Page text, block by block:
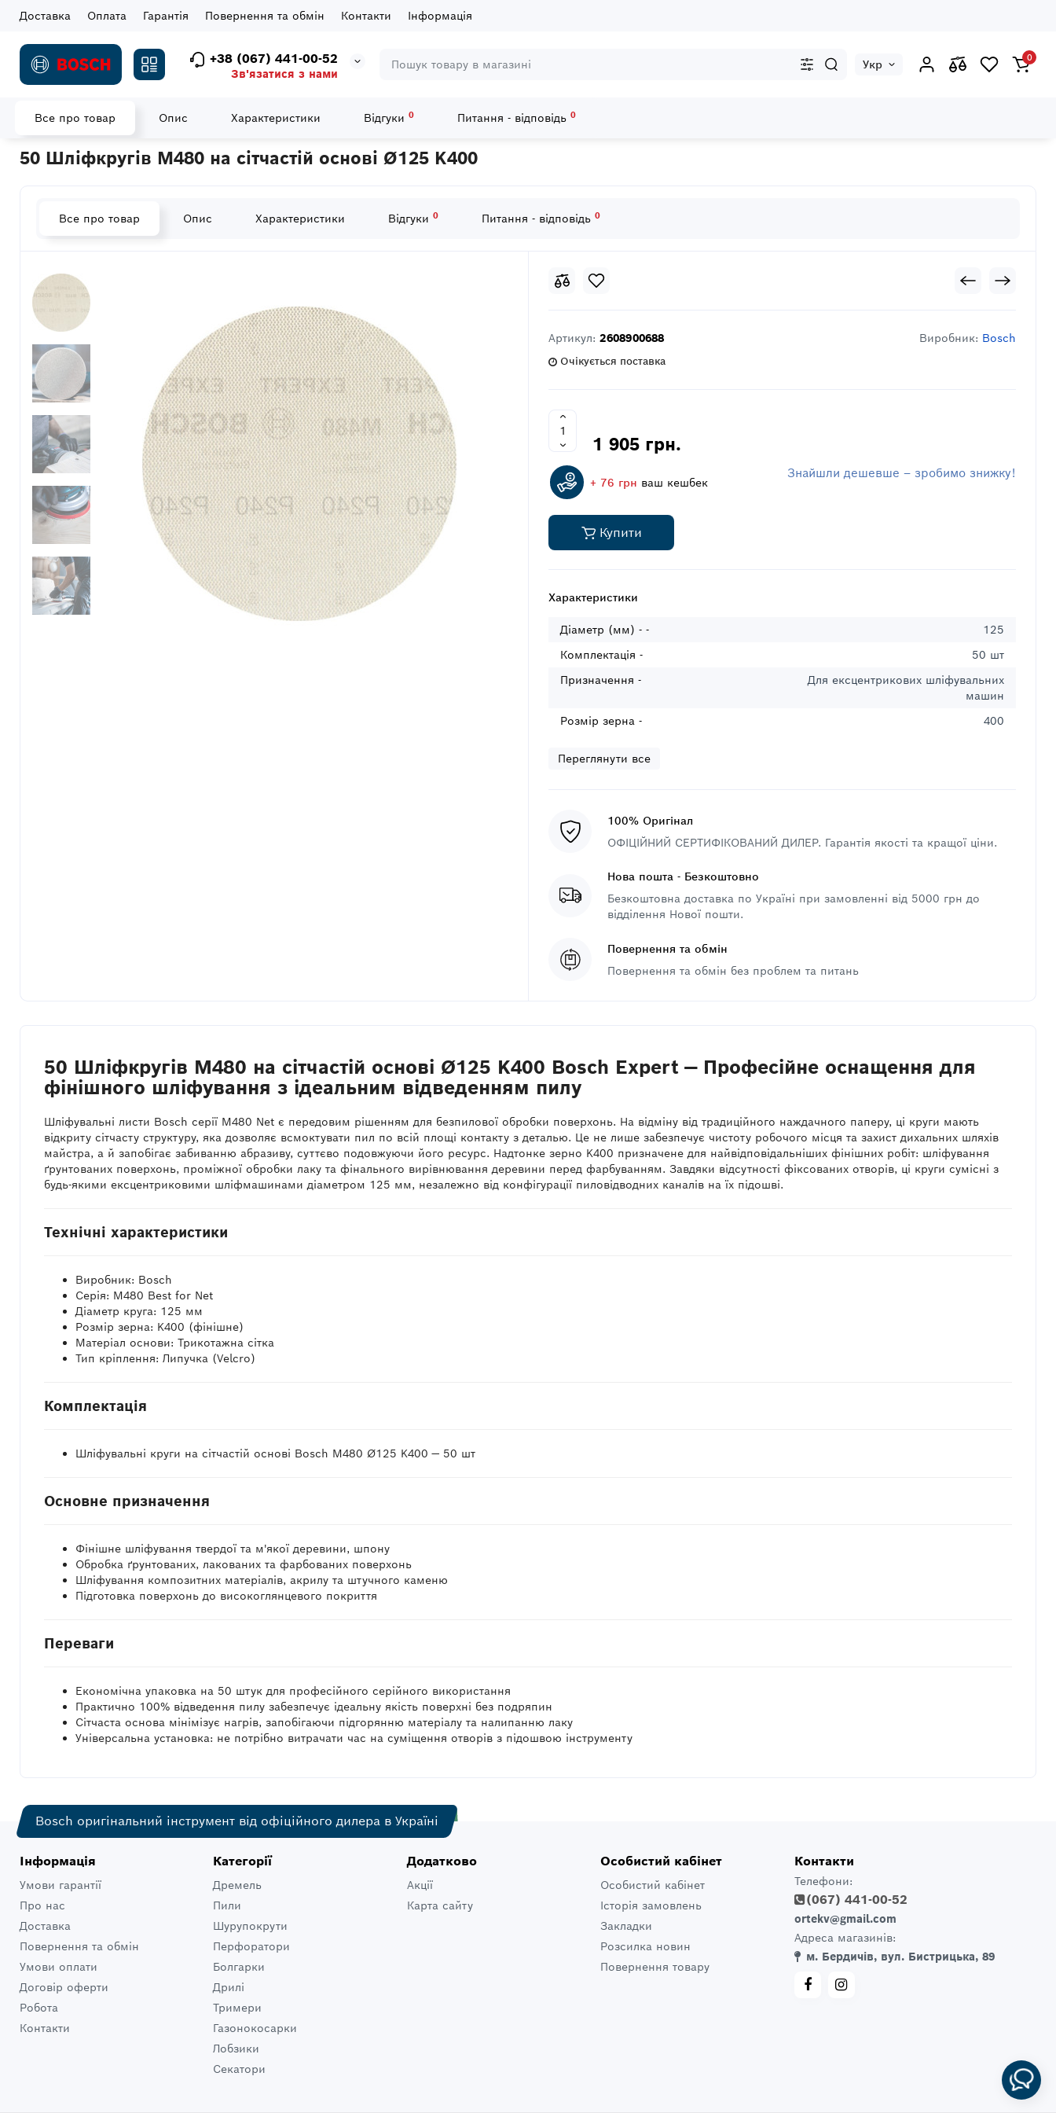
Доставка Оплата Гарантія Повернення та обмін Контакти Інформація
+38 (067) 441-00-52
Зв'язатися з нами
Укр 0
Все про товар Опис Характеристики Відгуки 0 Питання - відповідь 0
Головна Витратні матеріали Шліфувальні елементи Шліфлисти 50 Шліфкругів M480 на сітчастій основі Ø125 K400
50 Шліфкругів M480 на сітчастій основі Ø125 K400
Все про товар Опис Характеристики Відгуки 0 Питання - відповідь 0
Артикул: 2608900688 Виробник: Bosch
Очікується поставка
1 905 грн.
+ 76 грн ваш кешбек
Знайшли дешевше – зробимо знижку!
Купити
Характеристики
Діаметр (мм) - -
125
Комплектація -
50 шт
Призначення -
Для ексцентрикових шліфувальних
машин
Розмір зерна -
400
Переглянути все
100% Оригінал
ОФІЦІЙНИЙ СЕРТИФІКОВАНИЙ ДИЛЕР. Гарантія якості та кращої ціни.
Нова пошта - Безкоштовно
Безкоштовна доставка по Україні при замовленні від 5000 грн до
відділення Нової пошти.
Повернення та обмін
Повернення та обмін без проблем та питань
50 Шліфкругів M480 на сітчастій основі Ø125 K400 Bosch Expert — Професійне оснащення для
фінішного шліфування з ідеальним відведенням пилу
Шліфувальні листи Bosch серії M480 Net є передовим рішенням для безпилової обробки поверхонь. На відміну від традиційного наждачного паперу, ці круги мають
відкриту сітчасту структуру, яка дозволяє всмоктувати пил по всій площі контакту з деталью. Це не лише забезпечує чистоту робочого місця та захист дихальних шляхів
майстра, а й запобігає забиванню абразиву, суттєво подовжуючи його ресурс. Надтонке зерно K400 призначене для найвідповідальніших фінішних робіт: шліфування
ґрунтованих поверхонь, проміжної обробки лаку та фінального вирівнювання деревини перед фарбуванням. Завдяки відсутності фіксованих отворів, ці круги сумісні з
будь-якими ексцентриковими шліфмашинами діаметром 125 мм, незалежно від конфігурації пиловідводних каналів на їх підошві.
Технічні характеристики
Виробник: Bosch
Серія: M480 Best for Net
Діаметр круга: 125 мм
Розмір зерна: K400 (фінішне)
Матеріал основи: Трикотажна сітка
Тип кріплення: Липучка (Velcro)
Комплектація
Шліфувальні круги на сітчастій основі Bosch M480 Ø125 K400 — 50 шт
Основне призначення
Фінішне шліфування твердої та м'якої деревини, шпону
Обробка ґрунтованих, лакованих та фарбованих поверхонь
Шліфування композитних матеріалів, акрилу та штучного каменю
Підготовка поверхонь до високоглянцевого покриття
Переваги
Економічна упаковка на 50 штук для професійного серійного використання
Практично 100% відведення пилу забезпечує ідеальну якість поверхні без подряпин
Сітчаста основа мінімізує нагрів, запобігаючи підгорянню матеріалу та налипанню лаку
Універсальна установка: не потрібно витрачати час на суміщення отворів з підошвою інструменту
Bosch оригінальний інструмент від офіційного дилера в Україні
Інформація
Умови гарантії
Про нас
Доставка
Повернення та обмін
Умови оплати
Договір оферти
Робота
Контакти
Категорії
Дремель
Пили
Шурупокрути
Перфоратори
Болгарки
Дрилі
Тримери
Газонокосарки
Лобзики
Секатори
Додатково
Акції
Карта сайту
Особистий кабінет
Особистий кабінет
Історія замовлень
Закладки
Розсилка новин
Повернення товару
Контакти
Телефони:
(067) 441-00-52
ortekv@gmail.com
Адреса магазинів:
м. Бердичів, вул. Бистрицька, 89